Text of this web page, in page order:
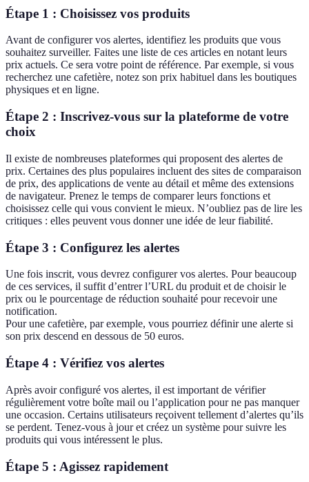
Étape 1 : Choisissez vos produits
Avant de configurer vos alertes, identifiez les produits que vous
souhaitez surveiller. Faites une liste de ces articles en notant leurs
prix actuels. Ce sera votre point de référence. Par exemple, si vous
recherchez une cafetière, notez son prix habituel dans les boutiques
physiques et en ligne.
Étape 2 : Inscrivez-vous sur la plateforme de votre
choix
Il existe de nombreuses plateformes qui proposent des alertes de
prix. Certaines des plus populaires incluent des sites de comparaison
de prix, des applications de vente au détail et même des extensions
de navigateur. Prenez le temps de comparer leurs fonctions et
choisissez celle qui vous convient le mieux. N’oubliez pas de lire les
critiques : elles peuvent vous donner une idée de leur fiabilité.
Étape 3 : Configurez les alertes
Une fois inscrit, vous devrez configurer vos alertes. Pour beaucoup
de ces services, il suffit d’entrer l’URL du produit et de choisir le
prix ou le pourcentage de réduction souhaité pour recevoir une
notification.
Pour une cafetière, par exemple, vous pourriez définir une alerte si
son prix descend en dessous de 50 euros.
Étape 4 : Vérifiez vos alertes
Après avoir configuré vos alertes, il est important de vérifier
régulièrement votre boîte mail ou l’application pour ne pas manquer
une occasion. Certains utilisateurs reçoivent tellement d’alertes qu’ils
se perdent. Tenez-vous à jour et créez un système pour suivre les
produits qui vous intéressent le plus.
Étape 5 : Agissez rapidement